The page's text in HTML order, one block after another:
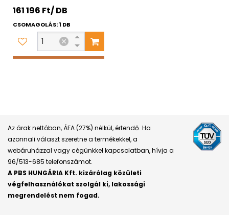
161 196 Ft/ DB
CSOMAGOLÁS: 1 DB
Az árak nettóban, ÁFA (27%) nélkül, értendő. Ha
azonnali választ szeretne a termékekkel, a
webáruházzal vagy cégünkkel kapcsolatban, hívja a
96/513-685 telefonszámot.
A PBS HUNGÁRIA Kft. kizárólag közületi
végfelhasználókat szolgál ki, lakossági
megrendelést nem fogad.